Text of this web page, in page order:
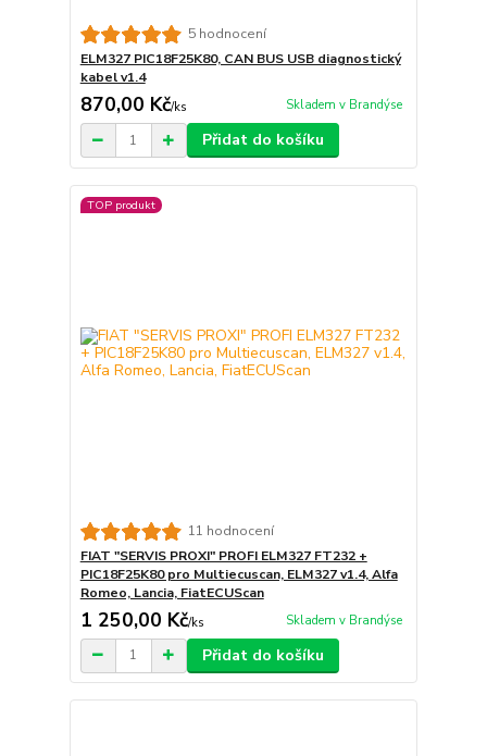
5 hodnocení
ELM327 PIC18F25K80, CAN BUS USB diagnostický
kabel v1.4
870,00 Kč/ks Skladem v Brandýse
Přidat do košíku
TOP produkt
11 hodnocení
FIAT "SERVIS PROXI" PROFI ELM327 FT232 +
PIC18F25K80 pro Multiecuscan, ELM327 v1.4, Alfa
Romeo, Lancia, FiatECUScan
1 250,00 Kč/ks Skladem v Brandýse
Přidat do košíku